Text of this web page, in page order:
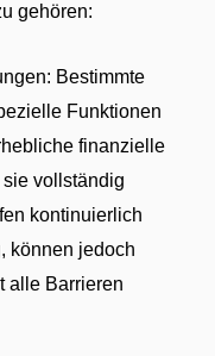
gehören:
Bestimmte
Funktionen
finanzielle
vollständig
kontinuierlich
können jedoch
alle Barrieren